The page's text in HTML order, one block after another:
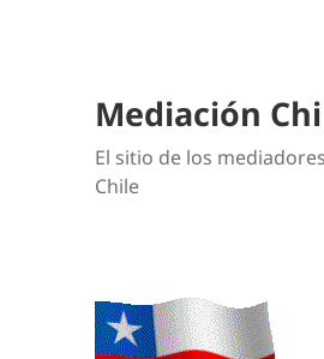
Mediación
El sitio de los
Chile